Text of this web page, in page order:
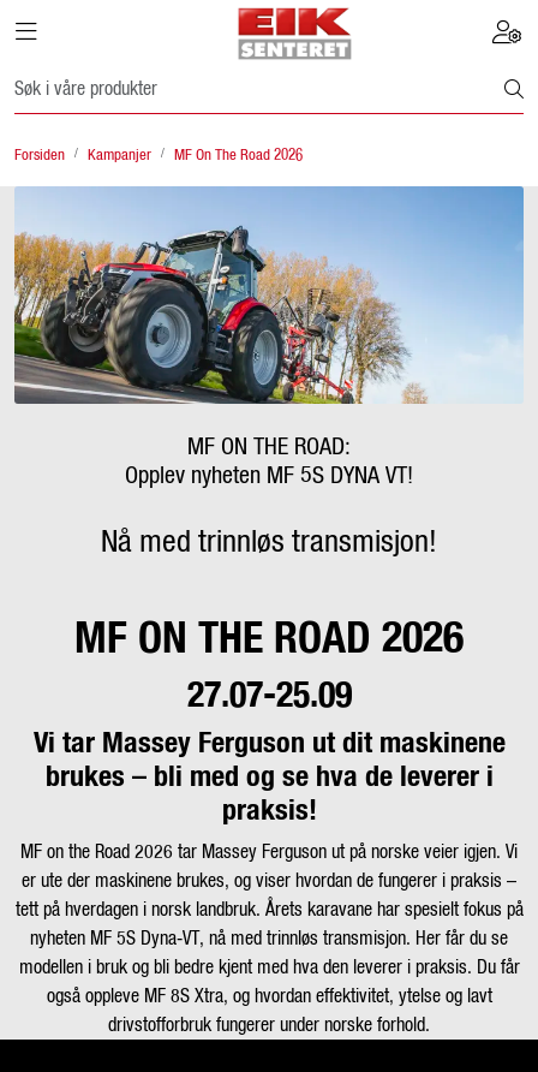
Toggle navigation
Forsiden Kampanjer MF On The Road 2026
MF ON THE ROAD 2026
27.07-25.09
Vi tar Massey Ferguson ut dit maskinene
brukes – bli med og se hva de leverer i
praksis!
MF on the Road 2026 tar Massey Ferguson ut på norske veier igjen. Vi
er ute der maskinene brukes, og viser hvordan de fungerer i praksis –
tett på hverdagen i norsk landbruk. Årets karavane har spesielt fokus på
nyheten MF 5S Dyna‑VT, nå med trinnløs transmisjon. Her får du se
modellen i bruk og bli bedre kjent med hva den leverer i praksis. Du får
også oppleve MF 8S Xtra, og hvordan effektivitet, ytelse og lavt
drivstofforbruk fungerer under norske forhold.
MF ON THE ROAD:
Opplev nyheten MF 5S DYNA VT!
Nå med trinnløs transmisjon!
Finn Eiksenter
Tjenester
Traktor
Redskap og store maskiner
Butikkvarer